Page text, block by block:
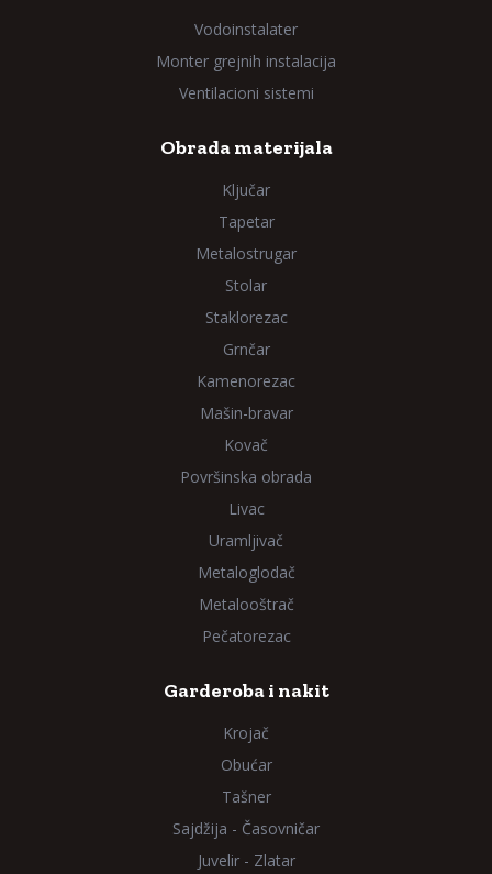
Vodoinstalater
Monter grejnih instalacija
Ventilacioni sistemi
Obrada materijala
Ključar
Tapetar
Metalostrugar
Stolar
Staklorezac
Grnčar
Kamenorezac
Mašin-bravar
Kovač
Površinska obrada
Livac
Uramljivač
Metaloglodač
Metalooštrač
Pečatorezac
Garderoba i nakit
Krojač
Obućar
Tašner
Sajdžija - Časovničar
Juvelir - Zlatar